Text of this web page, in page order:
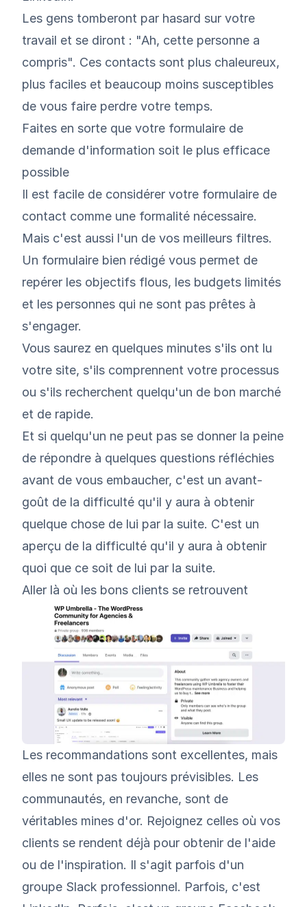
Les gens tomberont par hasard sur votre
travail et se diront : "Ah, cette personne a
compris". Ces contacts sont plus chaleureux,
plus faciles et beaucoup moins susceptibles
de vous faire perdre votre temps.
Faites en sorte que votre formulaire de
demande d'information soit le plus efficace
possible
Il est facile de considérer votre formulaire de
contact comme une formalité nécessaire.
Mais c'est aussi l'un de vos meilleurs filtres.
Un formulaire bien rédigé vous permet de
repérer les objectifs flous, les budgets limités
et les personnes qui ne sont pas prêtes à
s'engager.
Vous saurez en quelques minutes s'ils ont lu
votre site, s'ils comprennent votre processus
ou s'ils recherchent quelqu'un de bon marché
et de rapide.
Et si quelqu'un ne peut pas se donner la peine
de répondre à quelques questions réfléchies
avant de vous embaucher, c'est un avant-
goût de la difficulté qu'il y aura à obtenir
quelque chose de lui par la suite. C'est un
aperçu de la difficulté qu'il y aura à obtenir
quoi que ce soit de lui par la suite.
Aller là où les bons clients se retrouvent
Les recommandations sont excellentes, mais
elles ne sont pas toujours prévisibles. Les
communautés, en revanche, sont de
véritables mines d'or. Rejoignez celles où vos
clients se rendent déjà pour obtenir de l'aide
ou de l'inspiration. Il s'agit parfois d'un
groupe Slack professionnel. Parfois, c'est